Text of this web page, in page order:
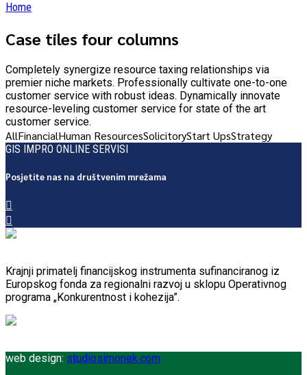
Home
Case tiles four columns
Completely synergize resource taxing relationships via
premier niche markets. Professionally cultivate one-to-one
customer service with robust ideas. Dynamically innovate
resource-leveling customer service for state of the art
customer service.
AllFinancialHuman ResourcesSolicitoryStart UpsStrategy
GIS IMPRO ONLINE SERVISI
Posjetite nas na društvenim mrežama
Krajnji primatelj financijskog instrumenta sufinanciranog iz
Europskog fonda za regionalni razvoj u sklopu Operativnog
programa „Konkurentnost i kohezija”.
web design: studiosimonek.com